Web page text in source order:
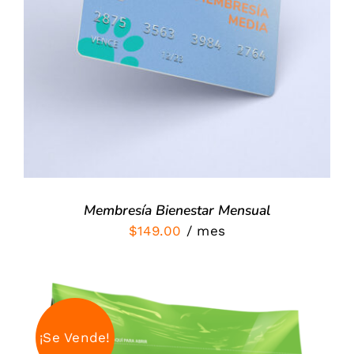
SIGN UP NOW
DETALLES
Membresía Bienestar Mensual
$149.00 / mes
¡Se Vende!